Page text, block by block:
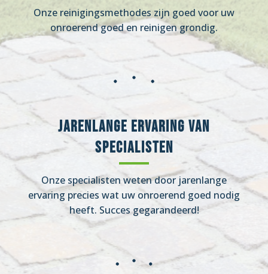
Onze reinigingsmethodes zijn goed voor uw
onroerend goed en reinigen grondig.
Jarenlange ervaring van
specialisten
Onze specialisten weten door jarenlange
ervaring precies wat uw onroerend goed nodig
heeft. Succes gegarandeerd!